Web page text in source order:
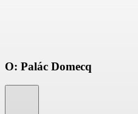
O: Palác Domecq